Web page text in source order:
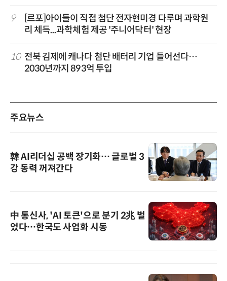
9
[르포]아이들이 직접 첨단 전자현미경 다루며 과학원
리 체득...과학체험 제공 '주니어닥터' 현장
10 전북 김제에 캐나다 첨단 배터리 기업 들어선다…
2030년까지 893억 투입
주요뉴스
韓 AI리더십 공백 장기화… 글로벌 3
강 동력 꺼져간다
中 통신사, 'AI 토큰'으로 분기 2兆 벌
었다…한국도 사업화 시동